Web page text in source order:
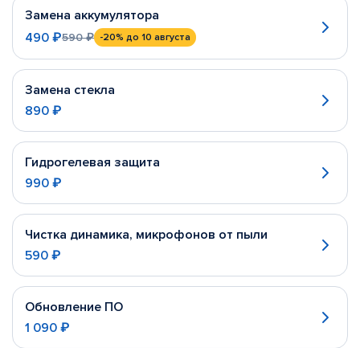
Замена аккумулятора
490 ₽590 ₽ -20% до 10 августа
Замена стекла
890 ₽
Гидрогелевая защита
990 ₽
Чистка динамика, микрофонов от пыли
590 ₽
Обновление ПО
1 090 ₽